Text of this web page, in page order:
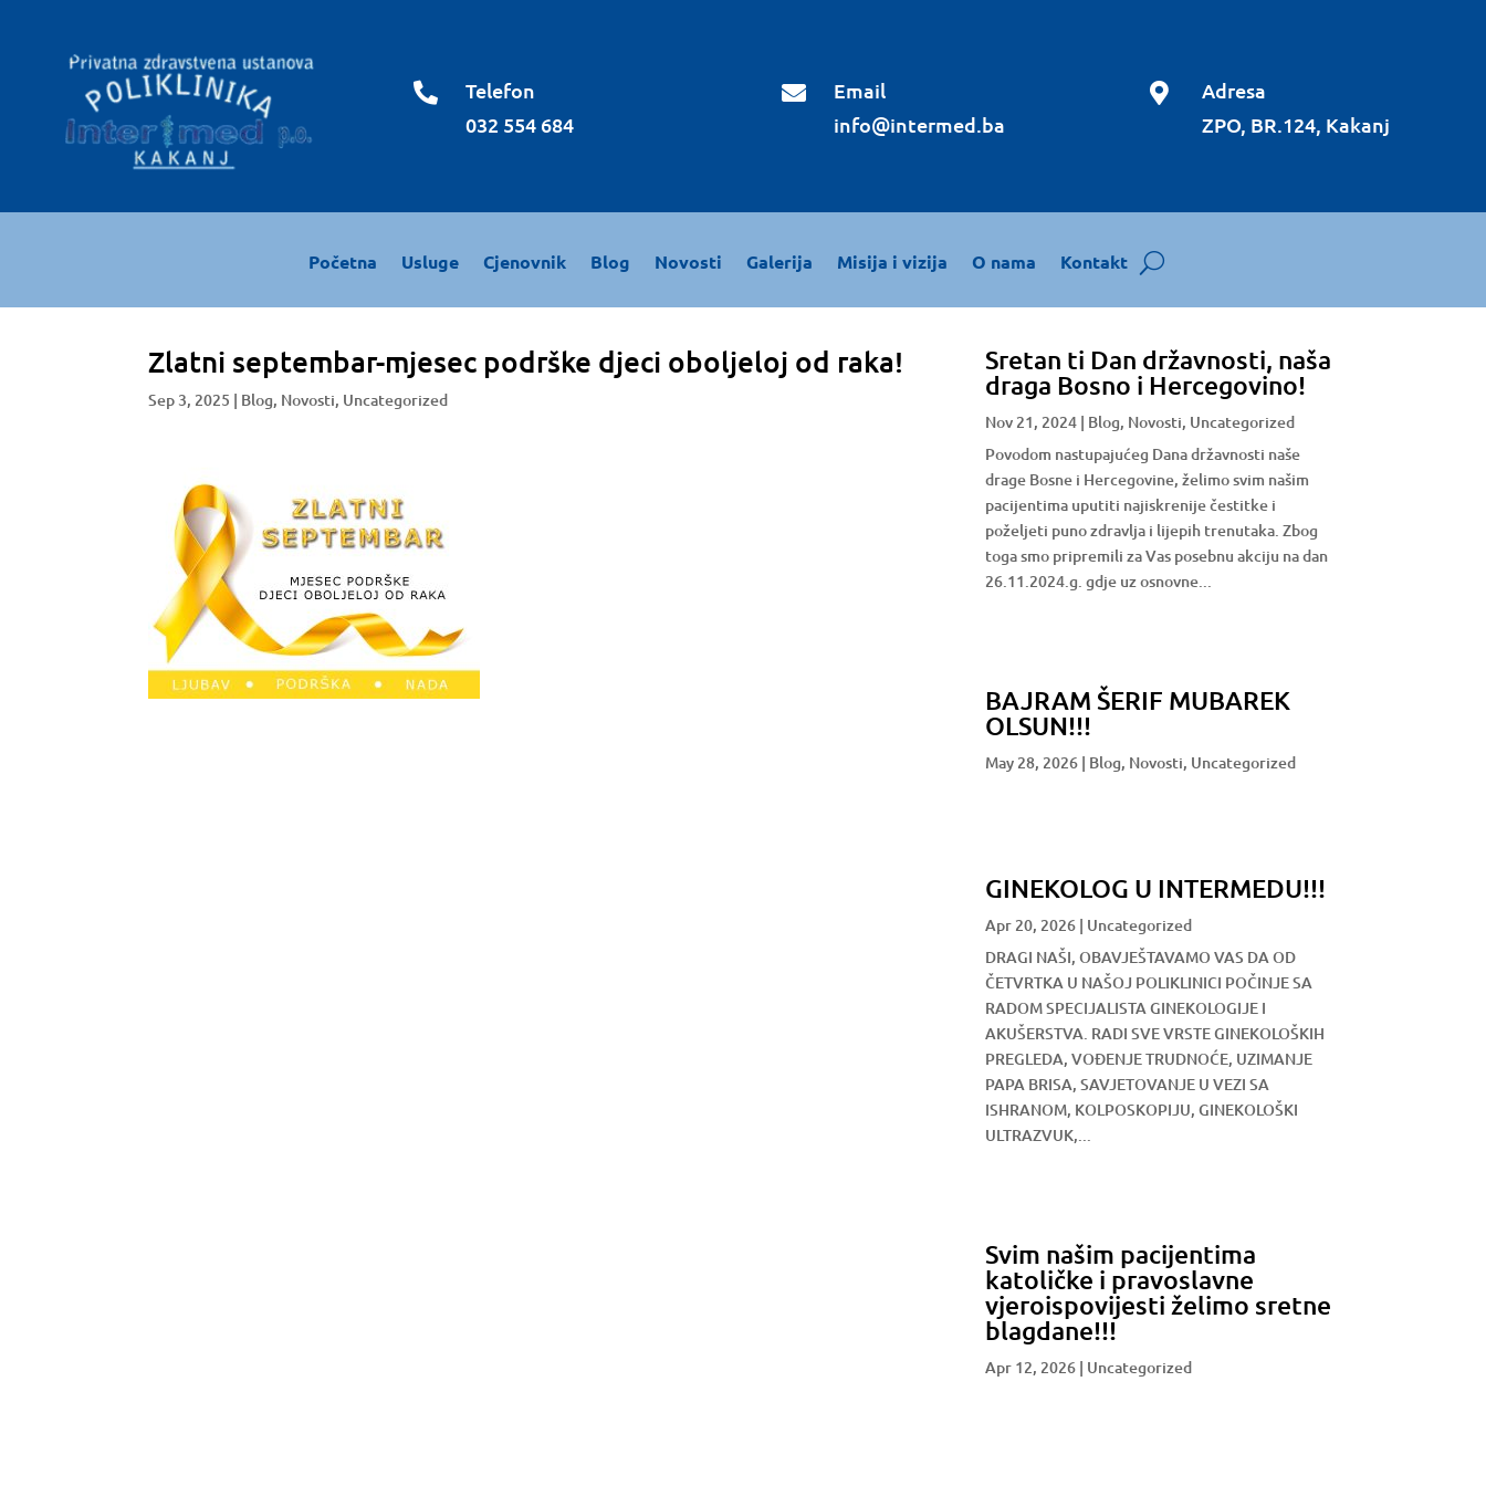

Telefon
032 554 684

Email
info@intermed.ba

Adresa
ZPO, BR.124, Kakanj
Početna Usluge Cjenovnik Blog Novosti Galerija Misija i vizija O nama Kontakt
Zlatni septembar-mjesec podrške djeci oboljeloj od raka!
Sep 3, 2025 | Blog, Novosti, Uncategorized
Sretan ti Dan državnosti, naša
draga Bosno i Hercegovino!
Nov 21, 2024| Blog, Novosti, Uncategorized
Povodom nastupajućeg Dana državnosti naše
drage Bosne i Hercegovine, želimo svim našim
pacijentima uputiti najiskrenije čestitke i
poželjeti puno zdravlja i lijepih trenutaka. Zbog
toga smo pripremili za Vas posebnu akciju na dan
26.11.2024.g. gdje uz osnovne...
BAJRAM ŠERIF MUBAREK
OLSUN!!!
May 28, 2026| Blog, Novosti, Uncategorized
GINEKOLOG U INTERMEDU!!!
Apr 20, 2026| Uncategorized
DRAGI NAŠI, OBAVJEŠTAVAMO VAS DA OD
ČETVRTKA U NAŠOJ POLIKLINICI POČINJE SA
RADOM SPECIJALISTA GINEKOLOGIJE I
AKUŠERSTVA. RADI SVE VRSTE GINEKOLOŠKIH
PREGLEDA, VOĐENJE TRUDNOĆE, UZIMANJE
PAPA BRISA, SAVJETOVANJE U VEZI SA
ISHRANOM, KOLPOSKOPIJU, GINEKOLOŠKI
ULTRAZVUK,...
Svim našim pacijentima
katoličke i pravoslavne
vjeroispovijesti želimo sretne
blagdane!!!
Apr 12, 2026| Uncategorized